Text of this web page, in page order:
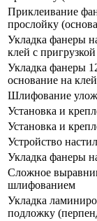
Приклеивание
прослойку
Укладка фанеры
клей с
Укладка фанеры
основание на
Шлифование
Установка и
Установка и
Устройство
Укладка фанеры
Сложное
шлифованием
Укладка
подложку